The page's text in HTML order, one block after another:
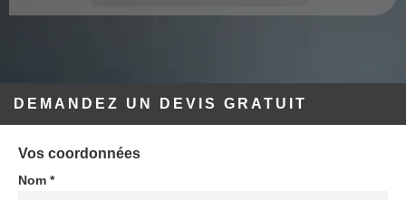
DEMANDEZ UN DEVIS GRATUIT
Vos coordonnées
Nom *